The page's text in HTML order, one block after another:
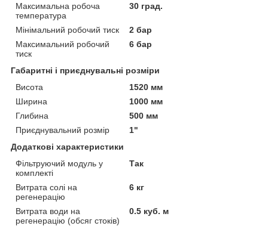
Максимальна робоча
температура
30 град.
Мінімальний робочий тиск
2 бар
Максимальний робочий
тиск
6 бар
Габаритні і приєднувальні розміри
Висота
1520 мм
Ширина
1000 мм
Глибина
500 мм
Приєднувальний розмір
1"
Додаткові характеристики
Фільтруючий модуль у
комплекті
Так
Витрата солі на
регенерацію
6 кг
Витрата води на
регенерацію (обсяг стоків)
0.5 куб. м